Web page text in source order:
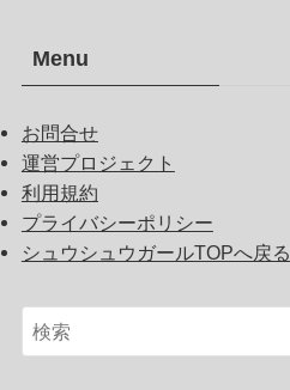
Menu
お問合せ
運営プロジェクト
利用規約
プライバシーポリシー
シュウシュウガールTOPへ戻る